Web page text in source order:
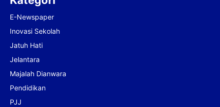
E-Newspaper
Inovasi Sekolah
Jatuh Hati
Jelantara
Majalah Dianwara
Pendidikan
PJJ